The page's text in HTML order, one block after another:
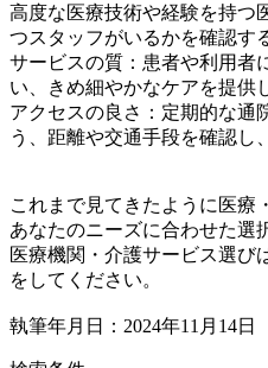
高度な医療技術や経験を持つ
つスタッフがいるかを確認す
サービスの質：患者や利用者
い、きめ細やかなケアを提供
アクセスの良さ：定期的な通
う、距離や交通手段を確認し
これまで見てきたように医療
あなたのニーズに合わせた選
医療機関・介護サービス選び
をしてください。
執筆年月日：2024年11月14日